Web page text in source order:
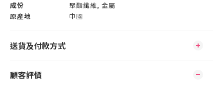
成份
聚酯纖維, 金屬
原產地
中國
送貨及付款方式
顧客評價